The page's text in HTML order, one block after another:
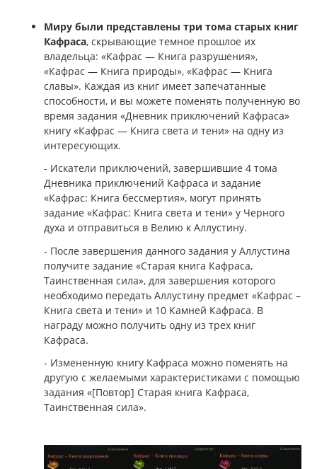
Миру были представлены три тома старых книг
Кафраса, скрывающие темное прошлое их
владельца: «Кафрас — Книга разрушения»,
«Кафрас — Книга природы», «Кафрас — Книга
славы». Каждая из книг имеет запечатанные
способности, и вы можете поменять полученную во
время задания «Дневник приключений Кафраса»
книгу «Кафрас — Книга света и тени» на одну из
интересующих.
- Искатели приключений, завершившие 4 тома
Дневника приключений Кафраса и задание
«Кафрас: Книга бессмертия», могут принять
задание «Кафрас: Книга света и тени» у Черного
духа и отправиться в Велию к Аллустину.
- После завершения данного задания у Аллустина
получите задание «Старая книга Кафраса,
Таинственная сила», для завершения которого
необходимо передать Аллустину предмет «Кафрас –
Книга света и тени» и 10 Камней Кафраса. В
награду можно получить одну из трех книг
Кафраса.
- Измененную книгу Кафраса можно поменять на
другую с желаемыми характеристиками с помощью
задания «[Повтор] Старая книга Кафраса,
Таинственная сила».